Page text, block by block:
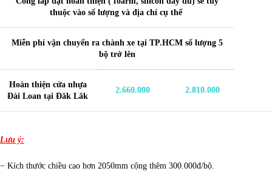
thuộc vào số lượng và địa chỉ cụ thể
Miễn phí vận chuyển ra chành xe tại TP.HCM số lượng 5
bộ trở lên
Hoàn thiện cửa nhựa
Đài Loan tại Đăk Lăk
2.660.000 2.810.000
Lưu ý:
− Kích thước chiều cao hơn 2050mm cộng thêm 300.000đ/bộ.